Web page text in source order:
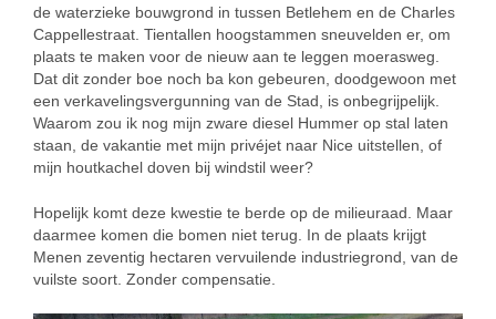
de waterzieke bouwgrond in tussen Betlehem en de Charles
Cappellestraat. Tientallen hoogstammen sneuvelden er, om
plaats te maken voor de nieuw aan te leggen moerasweg.
Dat dit zonder boe noch ba kon gebeuren, doodgewoon met
een verkavelingsvergunning van de Stad, is onbegrijpelijk.
Waarom zou ik nog mijn zware diesel Hummer op stal laten
staan, de vakantie met mijn privéjet naar Nice uitstellen, of
mijn houtkachel doven bij windstil weer?
Hopelijk komt deze kwestie te berde op de milieuraad. Maar
daarmee komen die bomen niet terug. In de plaats krijgt
Menen zeventig hectaren vervuilende industriegrond, van de
vuilste soort. Zonder compensatie.